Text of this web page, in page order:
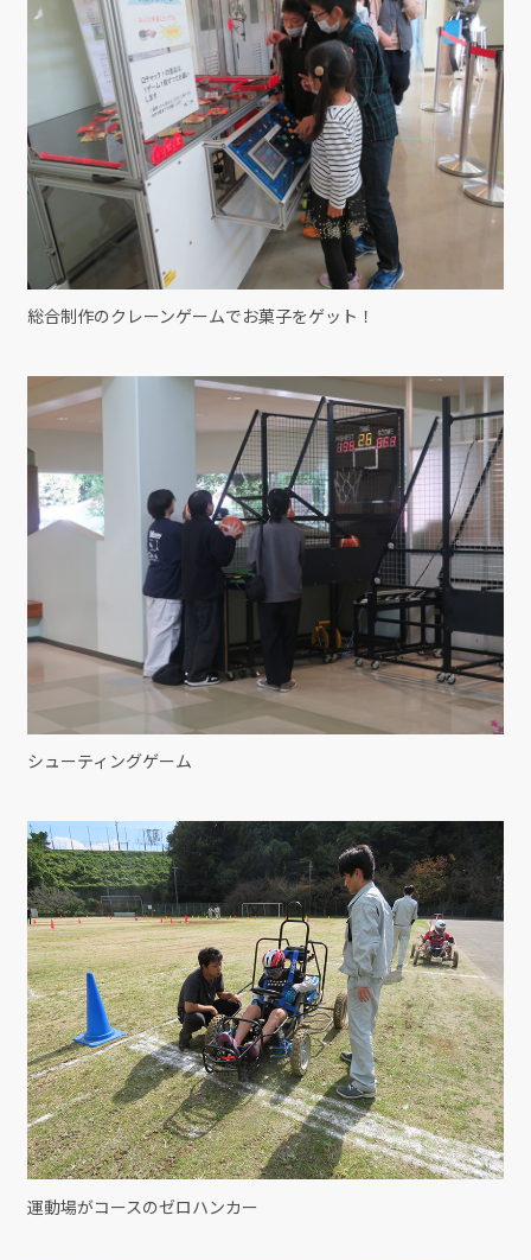
総合制作のクレーンゲームでお菓子をゲット！
シューティングゲーム
運動場がコースのゼロハンカー